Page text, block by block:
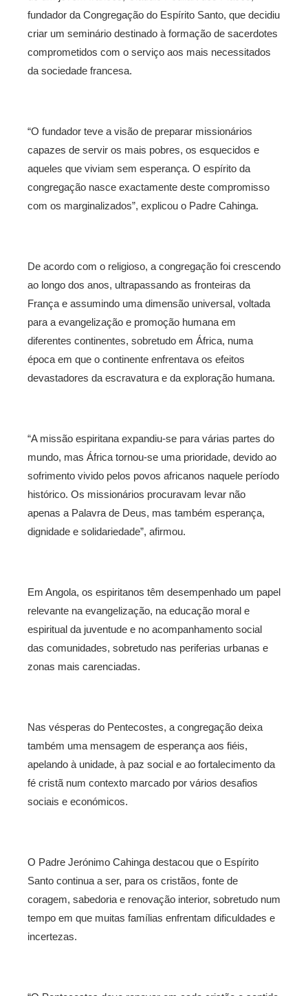
fundador da Congregação do Espírito Santo, que decidiu
criar um seminário destinado à formação de sacerdotes
comprometidos com o serviço aos mais necessitados
da sociedade francesa.
“O fundador teve a visão de preparar missionários
capazes de servir os mais pobres, os esquecidos e
aqueles que viviam sem esperança. O espírito da
congregação nasce exactamente deste compromisso
com os marginalizados”, explicou o Padre Cahinga.
De acordo com o religioso, a congregação foi crescendo
ao longo dos anos, ultrapassando as fronteiras da
França e assumindo uma dimensão universal, voltada
para a evangelização e promoção humana em
diferentes continentes, sobretudo em África, numa
época em que o continente enfrentava os efeitos
devastadores da escravatura e da exploração humana.
“A missão espiritana expandiu-se para várias partes do
mundo, mas África tornou-se uma prioridade, devido ao
sofrimento vivido pelos povos africanos naquele período
histórico. Os missionários procuravam levar não
apenas a Palavra de Deus, mas também esperança,
dignidade e solidariedade”, afirmou.
Em Angola, os espiritanos têm desempenhado um papel
relevante na evangelização, na educação moral e
espiritual da juventude e no acompanhamento social
das comunidades, sobretudo nas periferias urbanas e
zonas mais carenciadas.
Nas vésperas do Pentecostes, a congregação deixa
também uma mensagem de esperança aos fiéis,
apelando à unidade, à paz social e ao fortalecimento da
fé cristã num contexto marcado por vários desafios
sociais e económicos.
O Padre Jerónimo Cahinga destacou que o Espírito
Santo continua a ser, para os cristãos, fonte de
coragem, sabedoria e renovação interior, sobretudo num
tempo em que muitas famílias enfrentam dificuldades e
incertezas.